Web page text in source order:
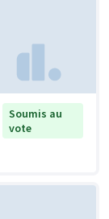
Soumis au
vote